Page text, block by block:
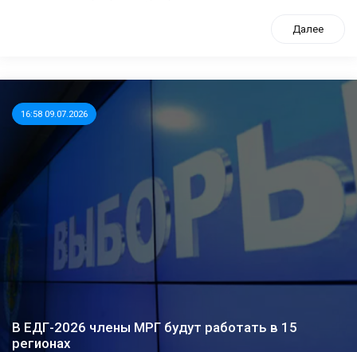
Далее
16:58 09.07.2026
В ЕДГ-2026 члены МРГ будут работать в 15
регионах